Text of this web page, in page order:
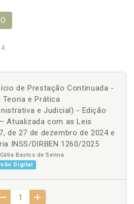
4.
de Prestação Continuada -
Teoria e Prática
e Judicial) - Edição
Atualizada com as Leis
de 27 de dezembro de 2024 e
INSS/DIRBEN 1260/2025
Bastos de Senna
Digital